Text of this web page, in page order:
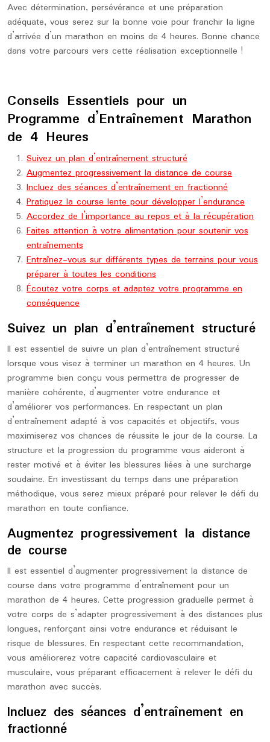
Avec détermination, persévérance et une préparation
adéquate, vous serez sur la bonne voie pour franchir la ligne
d’arrivée d’un marathon en moins de 4 heures. Bonne chance
dans votre parcours vers cette réalisation exceptionnelle !
Conseils Essentiels pour un
Programme d’Entraînement Marathon
de 4 Heures
Suivez un plan d’entraînement structuré
Augmentez progressivement la distance de course
Incluez des séances d’entraînement en fractionné
Pratiquez la course lente pour développer l’endurance
Accordez de l’importance au repos et à la récupération
Faites attention à votre alimentation pour soutenir vos
entraînements
Entraînez-vous sur différents types de terrains pour vous
préparer à toutes les conditions
Écoutez votre corps et adaptez votre programme en
conséquence
Suivez un plan d’entraînement structuré
Il est essentiel de suivre un plan d’entraînement structuré
lorsque vous visez à terminer un marathon en 4 heures. Un
programme bien conçu vous permettra de progresser de
manière cohérente, d’augmenter votre endurance et
d’améliorer vos performances. En respectant un plan
d’entraînement adapté à vos capacités et objectifs, vous
maximiserez vos chances de réussite le jour de la course. La
structure et la progression du programme vous aideront à
rester motivé et à éviter les blessures liées à une surcharge
soudaine. En investissant du temps dans une préparation
méthodique, vous serez mieux préparé pour relever le défi du
marathon en toute confiance.
Augmentez progressivement la distance
de course
Il est essentiel d’augmenter progressivement la distance de
course dans votre programme d’entraînement pour un
marathon de 4 heures. Cette progression graduelle permet à
votre corps de s’adapter progressivement à des distances plus
longues, renforçant ainsi votre endurance et réduisant le
risque de blessures. En respectant cette recommandation,
vous améliorerez votre capacité cardiovasculaire et
musculaire, vous préparant efficacement à relever le défi du
marathon avec succès.
Incluez des séances d’entraînement en
fractionné